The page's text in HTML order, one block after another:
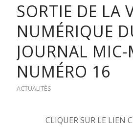
SORTIE DE LA
NUMÉRIQUE
JOURNAL MIC-
NUMÉRO 16
ACTUALITÉS
CLIQUER SUR LE LIEN